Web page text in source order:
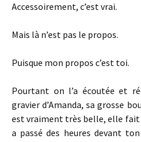
Accessoirement, c’est vrai.
Mais là n’est pas le propos.
Puisque mon propos c’est toi.
Pourtant on l’a écoutée et
gravier d’Amanda, sa grosse
est vraiment très belle, elle
a passé des heures devant